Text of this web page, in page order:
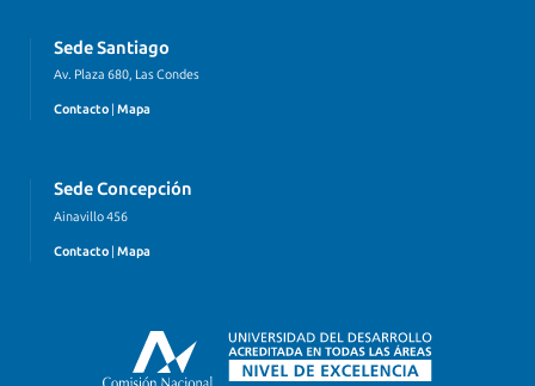
Sede Santiago
Av. Plaza 680, Las Condes
Contacto Mapa
Sede Concepción
Ainavillo 456
Contacto | Mapa